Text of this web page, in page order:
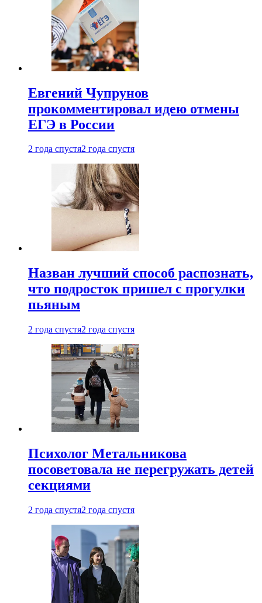
Евгений Чупрунов
прокомментировал идею отмены
ЕГЭ в России
2 года спустя2 года спустя
Назван лучший способ распознать,
что подросток пришел с прогулки
пьяным
2 года спустя2 года спустя
Психолог Метальникова
посоветовала не перегружать детей
секциями
2 года спустя2 года спустя